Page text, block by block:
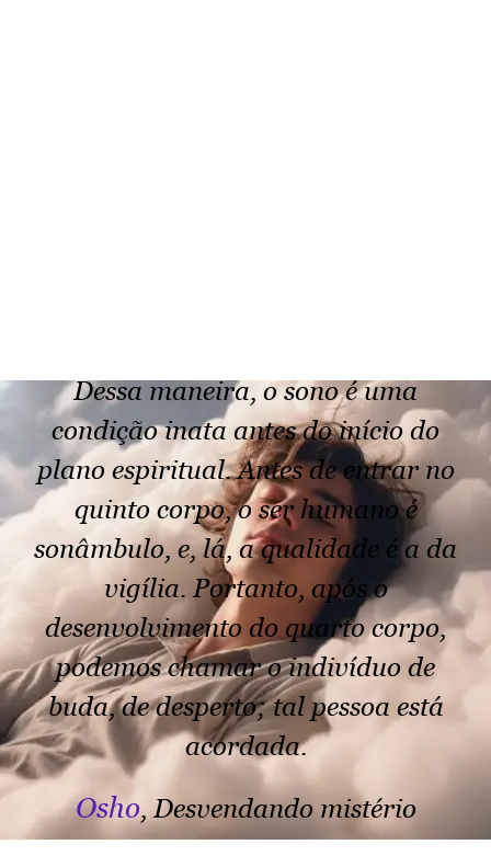
Dessa maneira, o sono é uma
condição inata antes do início do
plano espiritual. Antes de entrar no
quinto corpo, o ser humano é
sonâmbulo, e, lá, a qualidade é a da
vigília. Portanto, após o
desenvolvimento do quarto corpo,
podemos chamar o indivíduo de
buda, de desperto; tal pessoa está
acordada.
Osho, Desvendando mistério